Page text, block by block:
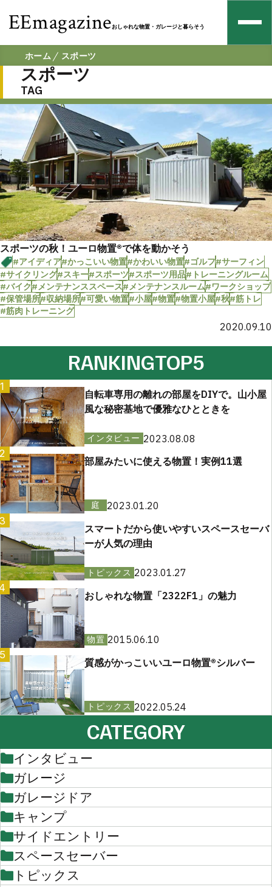
EEmagazineおしゃれな物置・ガレージと暮らそう
ホーム スポーツ
スポーツ
TAG
スポーツの秋！ユーロ物置®︎で体を動かそう
#アイディア#かっこいい物置#かわいい物置#ゴルフ#サーフィン
#サイクリング#スキー#スポーツ#スポーツ用品#トレーニングルーム
#バイク#メンテナンススペース#メンテナンスルーム#ワークショップ
#保管場所#収納場所#可愛い物置#小屋#物置#物置小屋#秋#筋トレ
#筋肉トレーニング
2020.09.10
RANKINGTOP5
1
自転車専用の離れの部屋をDIYで。山小屋
風な秘密基地で優雅なひとときを
インタビュー 2023.08.08
2
部屋みたいに使える物置！実例11選
庭
2023.01.20
スマートだから使いやすいスペースセーバ
ーが人気の理由
トピックス 2023.01.27
おしゃれな物置「2322F1」の魅力
物置 2015.06.10
質感がかっこいいユーロ物置®︎シルバー
トピックス 2022.05.24
CATEGORY
インタビュー
ガレージ
ガレージドア
キャンプ
サイドエントリー
スペースセーバー
トピックス